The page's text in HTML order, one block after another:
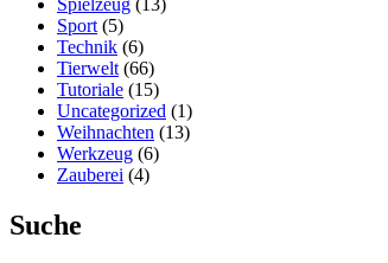
Spielzeug (13)
Sport(5)
Technik (6)
Tierwelt(66)
Tutoriale (15)
Uncategorized (1)
Weihnachten (13)
Werkzeug (6)
Zauberei (4)
Suche